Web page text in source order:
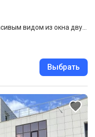
Двухместный номер Стандарт с красивым видом из окна двуспальная кровать
Выбрать